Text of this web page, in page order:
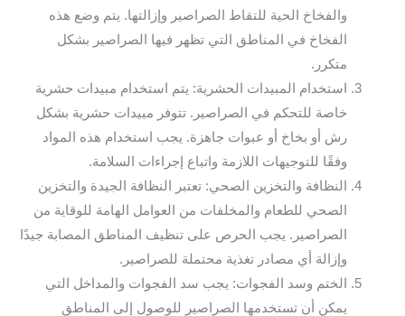
والفخاخ الحية للتقاط الصراصير وإزالتها. يتم وضع هذه
الفخاخ في المناطق التي تظهر فيها الصراصير بشكل
متكرر.
استخدام المبيدات الحشرية: يتم استخدام مبيدات حشرية
خاصة للتحكم في الصراصير. تتوفر مبيدات حشرية بشكل
رش أو بخاخ أو عبوات جاهزة. يجب استخدام هذه المواد
وفقًا للتوجيهات اللازمة واتباع إجراءات السلامة.
النظافة والتخزين الصحي: تعتبر النظافة الجيدة والتخزين
الصحي للطعام والمخلفات من العوامل الهامة للوقاية من
الصراصير. يجب الحرص على تنظيف المناطق المصابة جيدًا
وإزالة أي مصادر تغذية محتملة للصراصير.
الختم وسد الفجوات: يجب سد الفجوات والمداخل التي
يمكن أن تستخدمها الصراصير للوصول إلى المناطق